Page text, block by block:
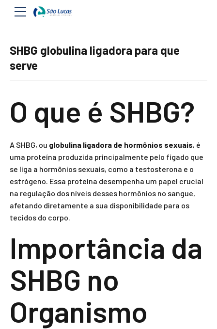
SHBG globulina ligadora para que
serve
O que é SHBG?
A SHBG, ou globulina ligadora de hormônios sexuais, é
uma proteína produzida principalmente pelo fígado que
se liga a hormônios sexuais, como a testosterona e o
estrógeno. Essa proteína desempenha um papel crucial
na regulação dos níveis desses hormônios no sangue,
afetando diretamente a sua disponibilidade para os
tecidos do corpo.
Importância da
SHBG no
Organismo